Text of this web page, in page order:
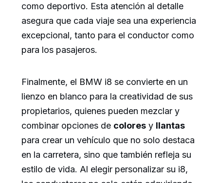
como deportivo. Esta atención al detalle
asegura que cada viaje sea una experiencia
excepcional, tanto para el conductor como
para los pasajeros.
Finalmente, el BMW i8 se convierte en un
lienzo en blanco para la creatividad de sus
propietarios, quienes pueden mezclar y
combinar opciones de colores y llantas
para crear un vehículo que no solo destaca
en la carretera, sino que también refleja su
estilo de vida. Al elegir personalizar su i8,